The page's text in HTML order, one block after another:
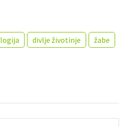
divlje životinje žabe